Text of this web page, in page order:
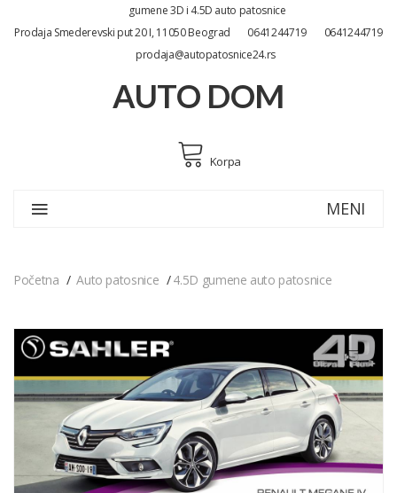
gumene 3D i 4.5D auto patosnice
Prodaja Smederevski put 20 I, 11050 Beograd
0641244719
0641244719
prodaja@autopatosnice24.rs
AUTO DOM
Korpa
MENI
Početna Auto patosnice 4.5D gumene auto patosnice